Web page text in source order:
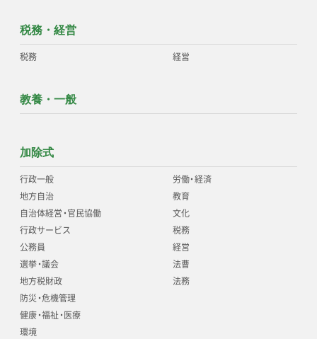
税務・経営
税務 経営
教養・一般
加除式
行政一般
地方自治
自治体経営・官民協働
行政サービス
公務員
選挙・議会
地方税財政
防災・危機管理
健康・福祉・医療
環境
労働・経済
教育
文化
税務
経営
法曹
法務